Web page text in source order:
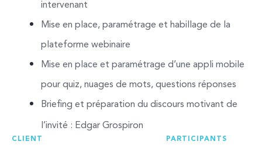
intervenant
Mise en place, paramétrage et habillage de la
plateforme webinaire
Mise en place et paramétrage d’une appli mobile
pour quiz, nuages de mots, questions réponses
Briefing et préparation du discours motivant de
l’invité : Edgar Grospiron
CLIENT PARTICIPANTS